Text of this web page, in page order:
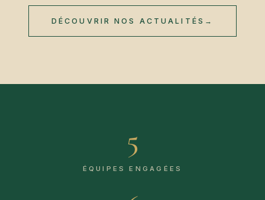
DÉCOUVRIR NOS ACTUALITÉS →
5
ÉQUIPES ENGAGÉES